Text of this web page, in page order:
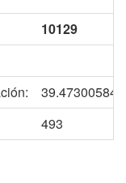
10129
493